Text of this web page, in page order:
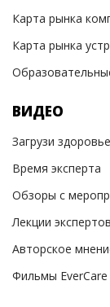
Карта рынка
Карта рынка
ВИДЕО
Загрузи здоровье
Время эксперта
Обзоры с
Лекции экспертов
Авторское
Фильмы EverCare